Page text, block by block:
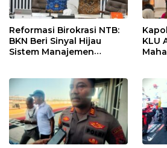
Reformasi Birokrasi NTB:
BKN Beri Sinyal Hijau
Sistem Manajemen
KLU